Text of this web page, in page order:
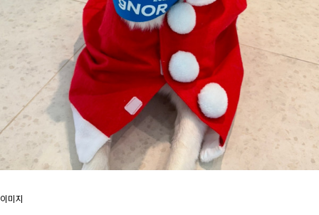
이미지